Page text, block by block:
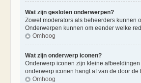
Wat zijn gesloten onderwerpen?
Zowel moderators als beheerders kunnen
Onderwerpen kunnen om eender welke
Omhoog
Wat zijn onderwerp iconen?
Onderwerp iconen zijn kleine
onderwerp iconen hangt af van de door
Omhoog